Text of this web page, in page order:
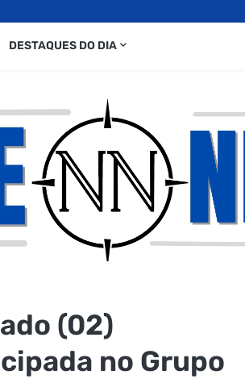
DESTAQUES DO DIA
(02)
no Grupo